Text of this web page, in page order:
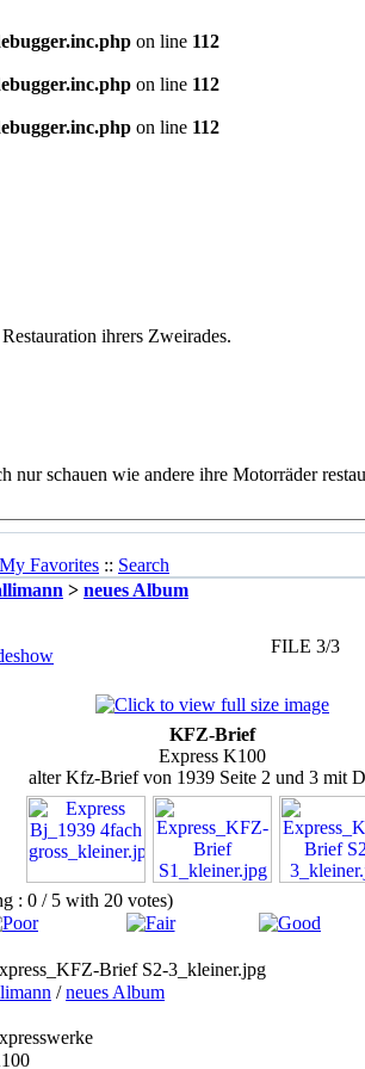
on line 112
on line 112
on line 112
ihrers Zweirades.
schauen wie andere ihre Motorräder
My Favorites :: Search
> neues Album
FILE 3/3
KFZ-Brief
Express K100
alter Kfz-Brief von 1939 Seite 2 und 3 mit
: 0 / 5 with 20 votes)
Brief S2-3_kleiner.jpg
/neues Album